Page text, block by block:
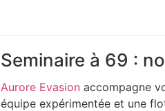
Seminaire à 69 :
Aurore Evasion accompagne
équipe expérimentée et une